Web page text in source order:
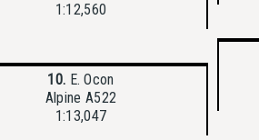
1:12,560
10. E. Ocon
Alpine A522
1:13,047